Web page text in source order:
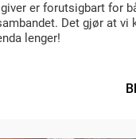
er forutsigbart for
Det gjør at vi
lenger!